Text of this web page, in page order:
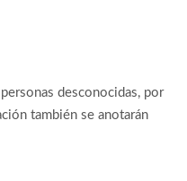
desconocidas, por
también se anotarán